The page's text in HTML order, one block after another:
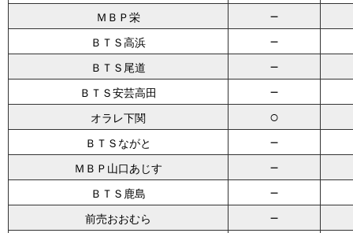
ＭＢＰ栄 －
ＢＴＳ高浜 －
ＢＴＳ尾道 －
ＢＴＳ安芸高田 －
オラレ下関 ○
ＢＴＳながと －
ＭＢＰ山口あじす －
ＢＴＳ鹿島 －
前売おおむら －